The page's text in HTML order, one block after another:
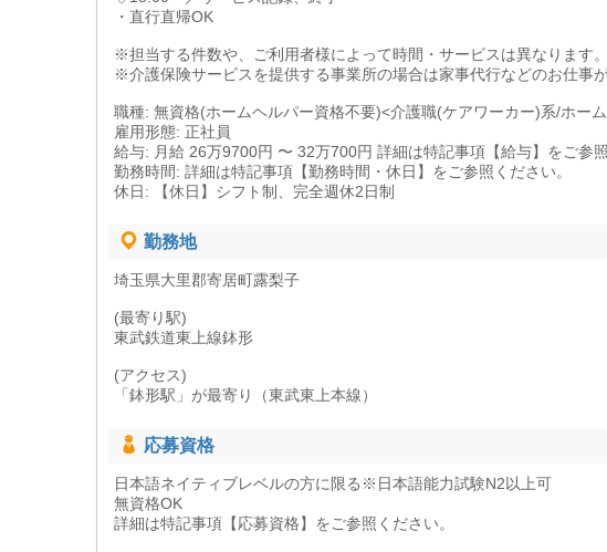
・直行直帰OK
※担当する件数や、ご利用者様によって時間・サービスは異なります。
※介護保険サービスを提供する事業所の場合は家事代行などのお仕事
職種: 無資格(ホームヘルパー資格不要)<介護職(ケアワーカー)系/ホー
雇用形態: 正社員
給与: 月給 26万9700円 〜 32万700円 詳細は特記事項【給与】をご参照
勤務時間: 詳細は特記事項【勤務時間・休日】をご参照ください。
休日: 【休日】シフト制、完全週休2日制
勤務地
埼玉県大里郡寄居町露梨子
(最寄り駅)
東武鉄道東上線鉢形
(アクセス)
「鉢形駅」が最寄り（東武東上本線）
応募資格
日本語ネイティブレベルの方に限る※日本語能力試験N2以上可
無資格OK
詳細は特記事項【応募資格】をご参照ください。